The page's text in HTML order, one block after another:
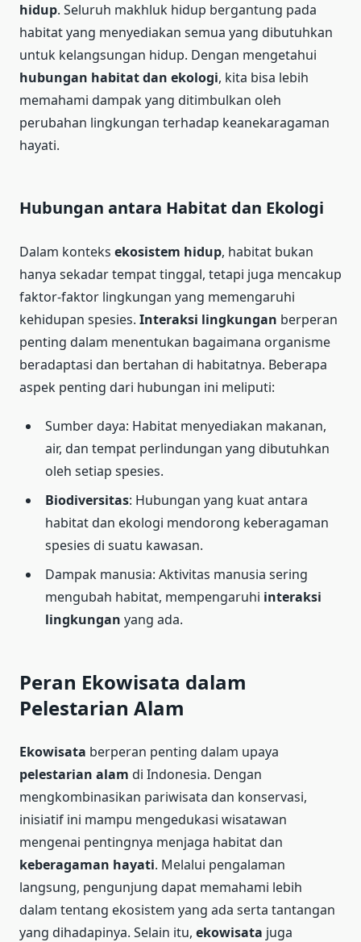
hidup. Seluruh makhluk hidup bergantung pada
habitat yang menyediakan semua yang dibutuhkan
untuk kelangsungan hidup. Dengan mengetahui
hubungan habitat dan ekologi, kita bisa lebih
memahami dampak yang ditimbulkan oleh
perubahan lingkungan terhadap keanekaragaman
hayati.
Hubungan antara Habitat dan Ekologi
Dalam konteks ekosistem hidup, habitat bukan
hanya sekadar tempat tinggal, tetapi juga mencakup
faktor-faktor lingkungan yang memengaruhi
kehidupan spesies. Interaksi lingkungan berperan
penting dalam menentukan bagaimana organisme
beradaptasi dan bertahan di habitatnya. Beberapa
aspek penting dari hubungan ini meliputi:
Sumber daya: Habitat menyediakan makanan,
air, dan tempat perlindungan yang dibutuhkan
oleh setiap spesies.
Biodiversitas: Hubungan yang kuat antara
habitat dan ekologi mendorong keberagaman
spesies di suatu kawasan.
Dampak manusia: Aktivitas manusia sering
mengubah habitat, mempengaruhi interaksi
lingkungan yang ada.
Peran Ekowisata dalam
Pelestarian Alam
Ekowisata berperan penting dalam upaya
pelestarian alam di Indonesia. Dengan
mengkombinasikan pariwisata dan konservasi,
inisiatif ini mampu mengedukasi wisatawan
mengenai pentingnya menjaga habitat dan
keberagaman hayati. Melalui pengalaman
langsung, pengunjung dapat memahami lebih
dalam tentang ekosistem yang ada serta tantangan
yang dihadapinya. Selain itu, ekowisata juga